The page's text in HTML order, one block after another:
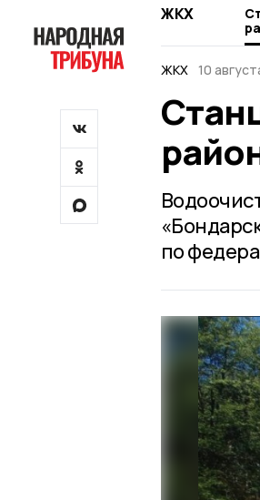
ЖКХ
ЖКХ 10
по